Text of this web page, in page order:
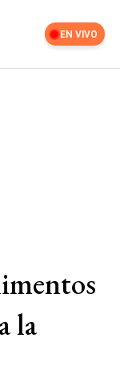
EN VIVO
la